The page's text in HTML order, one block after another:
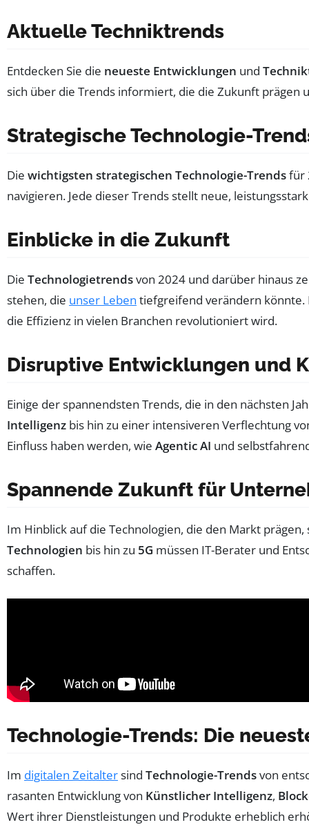
Aktuelle Techniktrends
Entdecken Sie die neueste Entwicklungen und
sich über die Trends informiert, die die Zukunft prägen
Strategische Technologie-
Die wichtigsten strategischen Technologie-Trendsfür
navigieren. Jede dieser Trends stellt neue,
Einblicke in die Zukunft
Die Technologietrendsvon 2024 und darüber hinaus
stehen, die unser Leben tiefgreifend verändern
die Effizienz in vielen Branchen revolutioniert wird.
Disruptive Entwicklungen und
Einige der spannendsten Trends, die in den nächsten
Intelligenz bis hin zu einer intensiveren Verflechtung
Einfluss haben werden, wie Agentic AI und
Spannende Zukunft für
Im Hinblick auf die Technologien, die den Markt
Technologien bis hin zu 5G müssen IT-Berater und
schaffen.
Technologie-Trends: Die
Im digitalen Zeitaltersind Technologie-Trendsvon
rasanten Entwicklung von Künstlicher Intelligenz,
Wert ihrer Dienstleistungen und Produkte erheblich